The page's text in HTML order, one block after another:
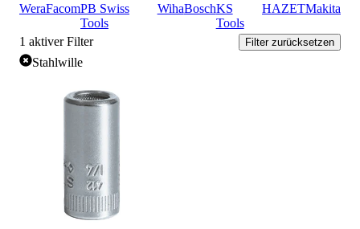
WeraFacomPB Swiss
Tools
WihaBoschKS
Tools
HAZETMakita
1 aktiver Filter Filter zurücksetzen
Stahlwille